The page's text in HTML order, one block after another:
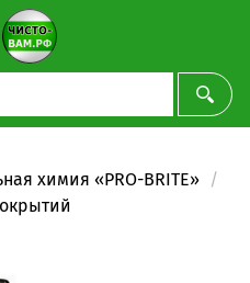
химия «PRO-BRITE»